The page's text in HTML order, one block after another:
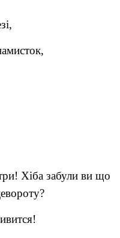
Хіба забули ви що